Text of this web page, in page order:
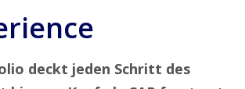
deckt jeden Schritt des